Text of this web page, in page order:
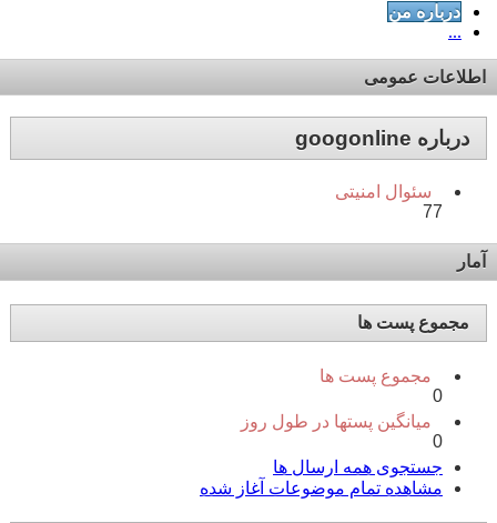
درباره من
...
اطلاعات عمومی
درباره googonline
سئوال امنیتی
77
آمار
مجموع پست ها
مجموع پست ها
0
میانگین پستها در طول روز
0
جستجوی همه ارسال ها
مشاهده تمام موضوعات آغاز شده